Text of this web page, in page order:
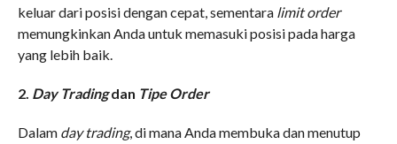
keluar dari posisi dengan cepat, sementara limit order
memungkinkan Anda untuk memasuki posisi pada harga
yang lebih baik.
2. Day Tradingdan Tipe Order
Dalam day trading, di mana Anda membuka dan menutup